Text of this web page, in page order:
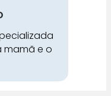
mamã e o